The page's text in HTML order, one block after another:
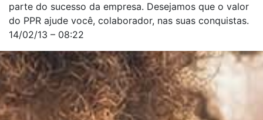
parte do sucesso da empresa. Desejamos que o valor
do PPR ajude você, colaborador, nas suas conquistas.
14/02/13 – 08:22